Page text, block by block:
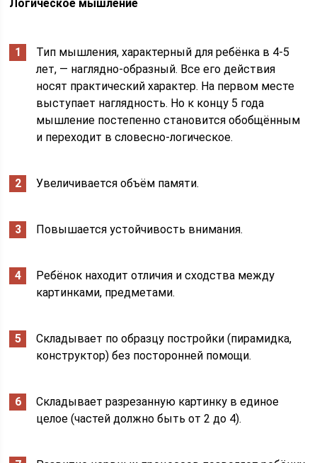
Логическое мышление
Тип мышления, характерный для ребёнка в 4-5
лет, — наглядно-образный. Все его действия
носят практический характер. На первом месте
выступает наглядность. Но к концу 5 года
мышление постепенно становится обобщённым
и переходит в словесно-логическое.
Увеличивается объём памяти.
Повышается устойчивость внимания.
Ребёнок находит отличия и сходства между
картинками, предметами.
Складывает по образцу постройки (пирамидка,
конструктор) без посторонней помощи.
Складывает разрезанную картинку в единое
целое (частей должно быть от 2 до 4).